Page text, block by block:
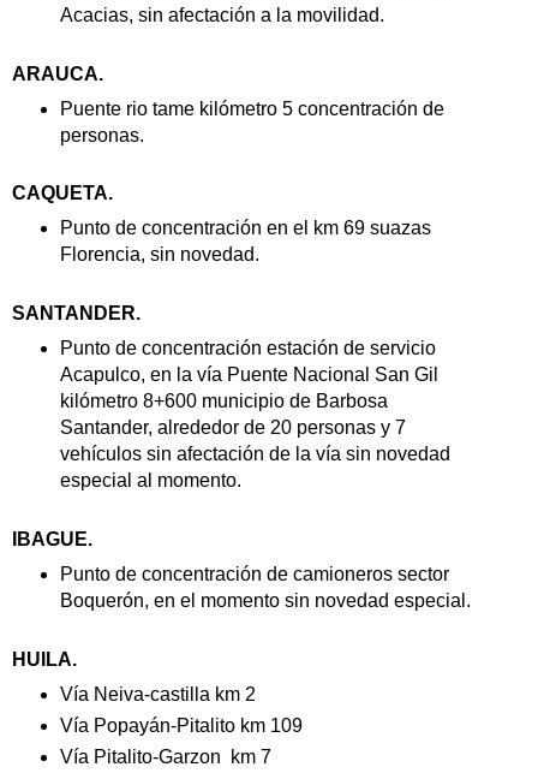
Acacias, sin afectación a la movilidad.
ARAUCA.
Puente rio tame kilómetro 5 concentración de
personas.
CAQUETA.
Punto de concentración en el km 69 suazas
Florencia, sin novedad.
SANTANDER.
Punto de concentración estación de servicio
Acapulco, en la vía Puente Nacional San Gil
kilómetro 8+600 municipio de Barbosa
Santander, alrededor de 20 personas y 7
vehículos sin afectación de la vía sin novedad
especial al momento.
IBAGUE.
Punto de concentración de camioneros sector
Boquerón, en el momento sin novedad especial.
HUILA.
Vía Neiva-castilla km 2
Vía Popayán-Pitalito km 109
Vía Pitalito-Garzon
km 7